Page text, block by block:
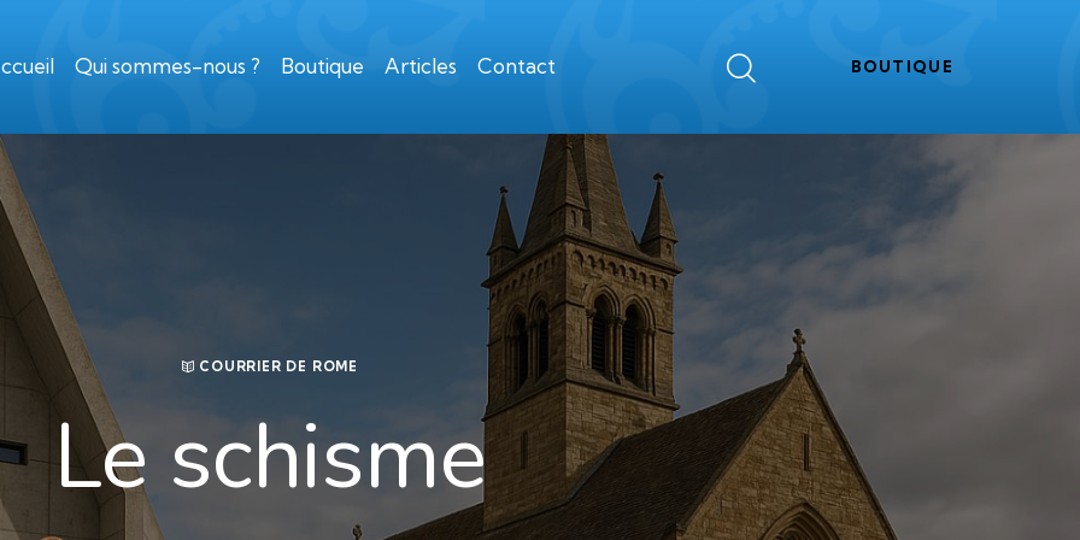
Qui sommes-nous ? Boutique Articles Contact BOUTIQUE
COURRIER DE ROME
Le schisme